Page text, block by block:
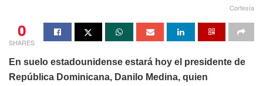
Cortesía
0
SHARES
En suelo estadounidense estará hoy el presidente de
República Dominicana, Danilo Medina, quien